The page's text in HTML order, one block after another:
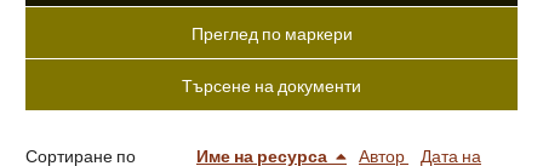
Преглед по маркери
Търсене на документи
Сортиране по Име на ресурса Автор
Дата на